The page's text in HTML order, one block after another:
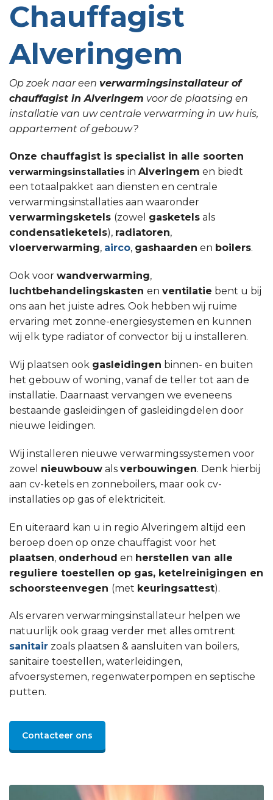
Chauffagist
Alveringem
Op zoek naar een verwarmingsinstallateur of
chauffagist in Alveringem voor de plaatsing en
installatie van uw centrale verwarming in uw huis,
appartement of gebouw?
Onze chauffagist is specialist in alle soorten
verwarmingsinstallaties in Alveringem en biedt
een totaalpakket aan diensten en centrale
verwarmingsinstallaties aan waaronder
verwarmingsketels (zowel gasketels als
condensatieketels), radiatoren,
vloerverwarming, airco, gashaarden en boilers.
Ook voor wandverwarming,
luchtbehandelingskasten en ventilatie bent u bij
ons aan het juiste adres. Ook hebben wij ruime
ervaring met zonne-energiesystemen en kunnen
wij elk type radiator of convector bij u installeren.
Wij plaatsen ook gasleidingen binnen- en buiten
het gebouw of woning, vanaf de teller tot aan de
installatie. Daarnaast vervangen we eveneens
bestaande gasleidingen of gasleidingdelen door
nieuwe leidingen.
Wij installeren nieuwe verwarmingssystemen voor
zowel nieuwbouw als verbouwingen. Denk hierbij
aan cv-ketels en zonneboilers, maar ook cv-
installaties op gas of elektriciteit.
En uiteraard kan u in regio Alveringem altijd een
beroep doen op onze chauffagist voor het
plaatsen, onderhoud en herstellen van alle
reguliere toestellen op gas, ketelreinigingen en
schoorsteenvegen (met keuringsattest).
Als ervaren verwarmingsinstallateur helpen we
natuurlijk ook graag verder met alles omtrent
sanitair zoals plaatsen & aansluiten van boilers,
sanitaire toestellen, waterleidingen,
afvoersystemen, regenwaterpompen en septische
putten.
Contacteer ons